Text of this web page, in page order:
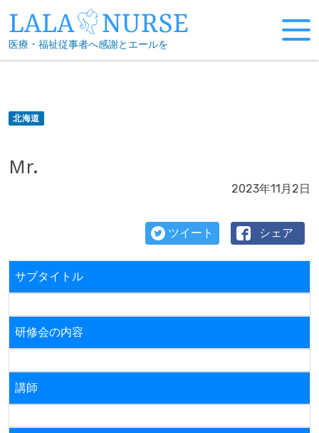
to
content
医療・福祉従事者へ感謝とエールを
北海道
Mr.
2023年11月2日
ツイート シェア
サブタイトル
研修会の内容
講師